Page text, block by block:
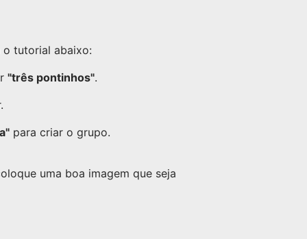
o tutorial abaixo:
"três pontinhos".
para criar o grupo.
uma boa imagem que seja